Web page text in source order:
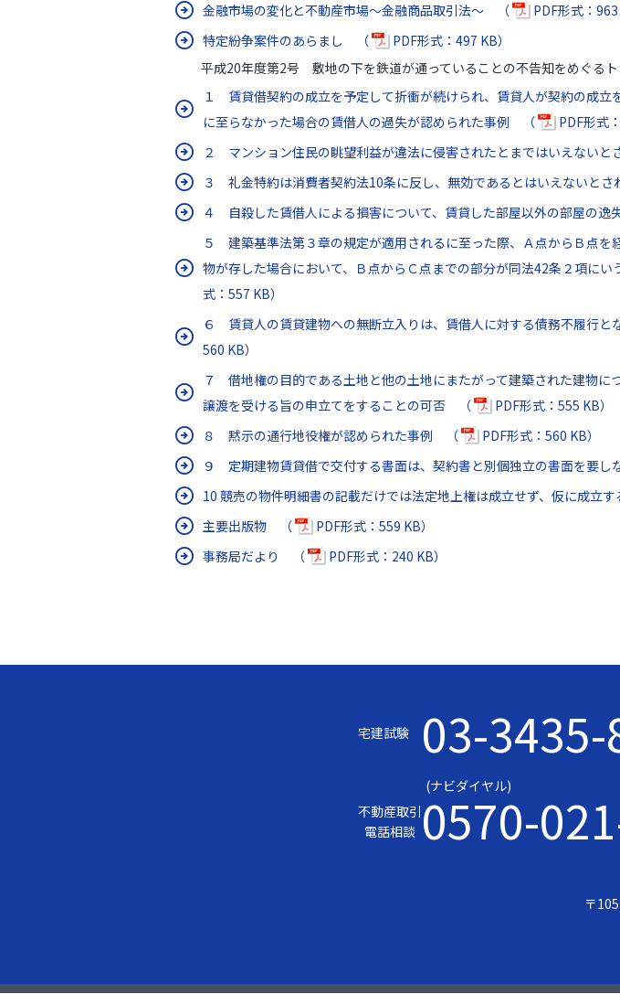
金融市場の変化と不動産市場～金融商品取引法～ （
PDF形式：963
特定紛争案件のあらまし （
PDF形式：497 KB）
平成20年度第2号 敷地の下を鉄道が通っていることの不告知をめぐるト
１ 賃貸借契約の成立を予定して折衝が続けられ、賃貸人が契約の成
に至らなかった場合の賃借人の過失が認められた事例 （
PDF形式
２ マンション住民の眺望利益が違法に侵害されたとまではいえない
３ 礼金特約は消費者契約法10条に反し、無効であるとはいえないと
４ 自殺した賃借人による損害について、賃貸した部屋以外の部屋の
５ 建築基準法第３章の規定が適用されるに至った際、Ａ点からＢ点
物が存した場合において、Ｂ点からＣ点までの部分が同法42条２項に
式：557 KB）
６ 賃貸人の賃貸建物への無断立入りは、賃借人に対する債務不履行
560 KB）
７ 借地権の目的である土地と他の土地にまたがって建築された建物に
譲渡を受ける旨の申立てをすることの可否 （
PDF形式：555 KB）
８ 黙示の通行地役権が認められた事例 （
PDF形式：560 KB）
９ 定期建物賃貸借で交付する書面は、契約書と別個独立の書面を要
10 競売の物件明細書の記載だけでは法定地上権は成立せず、仮に成立
主要出版物 （
PDF形式：559 KB）
事務局だより （
PDF形式：240 KB）
宅建試験 03-3435-
不動産取引
電話相談
(ナビダイヤル)
0570-
〒